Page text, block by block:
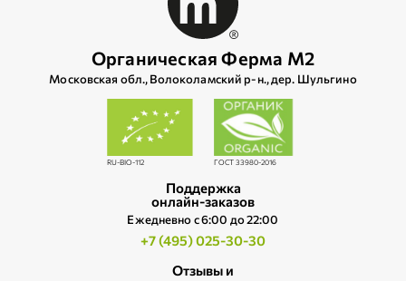
Органическая Ферма М2
Московская обл., Волоколамский р‑н., дер. Шульгино
RU-BIO-112 ГОСТ 33980-2016
Поддержка
онлайн-заказов
Ежедневно c 6:00 до 22:00
+7 (495) 025-30-30
Отзывы и